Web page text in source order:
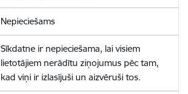
Nepieciešams
Sīkdatne ir nepieciešama, lai visiem
lietotājiem nerādītu ziņojumus pēc tam,
kad viņi ir izlasījuši un aizvēruši tos.